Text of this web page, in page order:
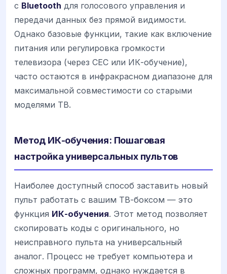
с Bluetooth для голосового управления и
передачи данных без прямой видимости.
Однако базовые функции, такие как включение
питания или регулировка громкости
телевизора (через CEC или ИК-обучение),
часто остаются в инфракрасном диапазоне для
максимальной совместимости со старыми
моделями ТВ.
Метод ИК-обучения: Пошаговая
настройка универсальных пультов
Наиболее доступный способ заставить новый
пульт работать с вашим ТВ-боксом — это
функция ИК-обучения. Этот метод позволяет
скопировать коды с оригинального, но
неисправного пульта на универсальный
аналог. Процесс не требует компьютера и
сложных программ, однако нуждается в